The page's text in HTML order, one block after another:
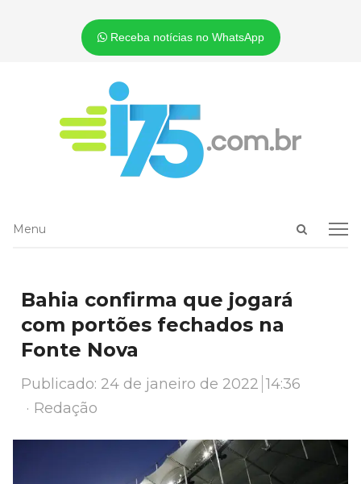
Receba notícias no WhatsApp
Open
Menu
Menu
Bahia confirma que jogará
com portões fechados na
Fonte Nova
Publicado: 24 de janeiro de 2022 14:36
Author
Redação